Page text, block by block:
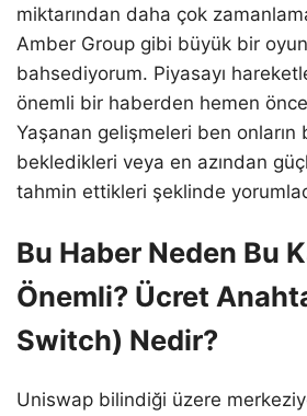
miktarından daha çok
Amber Group gibi büyük bir
bahsediyorum. Piyasayı
önemli bir haberden hemen
Yaşanan gelişmeleri ben onların
bekledikleri veya en azından
tahmin ettikleri şeklinde
Bu Haber Neden Bu
Önemli? Ücret
Switch) Nedir?
Uniswap bilindiği üzere